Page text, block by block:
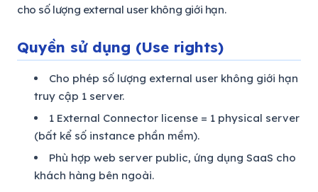
cho số lượng external user không giới hạn.
Quyền sử dụng (Use rights)
Cho phép số lượng external user không giới hạn
truy cập 1 server.
1 External Connector license = 1 physical server
(bất kể số instance phần mềm).
Phù hợp web server public, ứng dụng SaaS cho
khách hàng bên ngoài.